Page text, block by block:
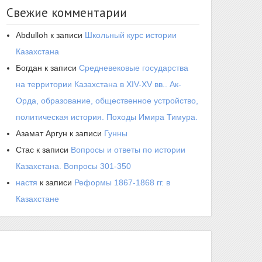
Свежие комментарии
Abdulloh к записи Школьный курс истории
Казахстана
Богдан к записи Средневековые государства
на территории Казахстана в XIV-XV вв.. Ак-
Орда, образование, общественное устройство,
политическая история. Походы Имира Тимура.
Азамат Аргун к записи Гунны
Стас к записи Вопросы и ответы по истории
Казахстана. Вопросы 301-350
настя к записи Реформы 1867-1868 гг. в
Казахстане